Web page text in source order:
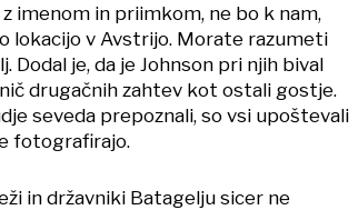
imenom in priimkom, ne bo k nam,
lokacijo v Avstrijo. Morate razumeti
je, da je Johnson pri njih bival
drugačnih zahtev kot ostali gostje.
seveda prepoznali, so vsi upoštevali
fotografirajo.
in državniki Batagelju sicer ne